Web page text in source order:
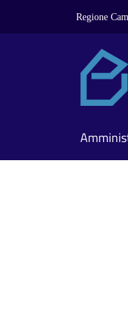
Regione